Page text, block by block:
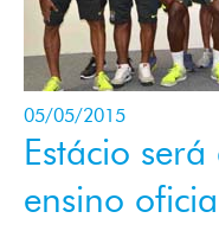
05/05/2015
Estácio
ensino